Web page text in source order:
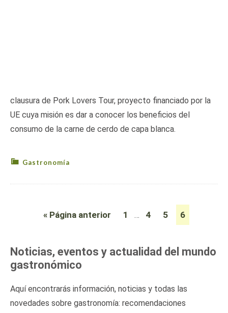
clausura de Pork Lovers Tour, proyecto financiado por la
UE cuya misión es dar a conocer los beneficios del
consumo de la carne de cerdo de capa blanca.
Gastronomía
« Página anterior 1 … 4 5 6
Noticias, eventos y actualidad del mundo
gastronómico
Aquí encontrarás información, noticias y todas las
novedades sobre gastronomía: recomendaciones